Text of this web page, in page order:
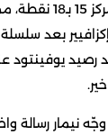
ليرتقي إلى
بعد
وجّه نيمار رسالة